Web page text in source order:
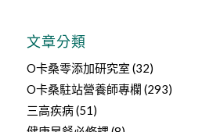
文章分類
O卡桑零添加研究室 (32)
O卡桑駐站營養師專欄 (293)
三高疾病(51)